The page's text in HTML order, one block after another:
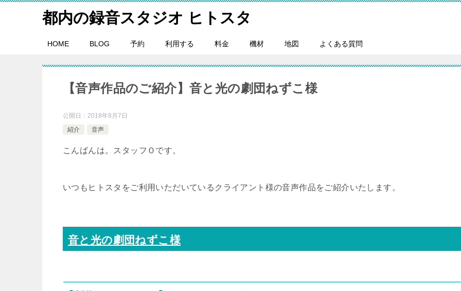
都内の録音スタジオ ヒトスタ
HOME BLOG 予約 利用する 料金 機材 地図 よくある質問
【音声作品のご紹介】音と光の劇団ねずこ様
公開日： 2018年8月7日
紹介
音声
こんばんは。スタッフＯです。
いつもヒトスタをご利用いただいているクライアント様の音声作品をご紹介いたします。
音と光の劇団ねずこ様